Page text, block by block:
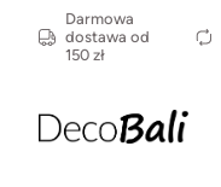
Darmowa
dostawa od
150 zł